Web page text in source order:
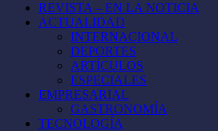
REVISTA – EN LA NOTICIA
ACTUALIDAD
INTERNACIONAL
DEPORTES
ARTÍCULOS
ESPECIALES
EMPRESARIAL
GASTRONOMÍA
TECNOLOGÍA